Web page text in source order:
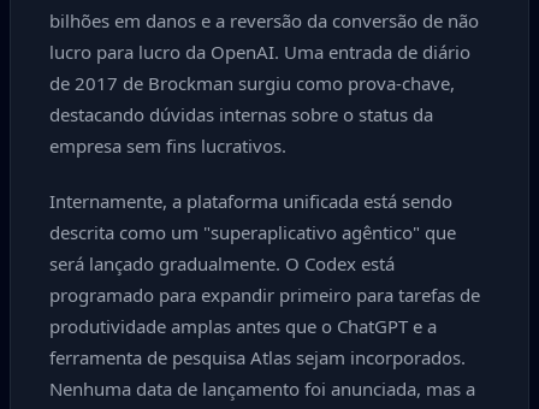
bilhões em danos e a reversão da conversão de não
lucro para lucro da OpenAI. Uma entrada de diário
de 2017 de Brockman surgiu como prova-chave,
destacando dúvidas internas sobre o status da
empresa sem fins lucrativos.
Internamente, a plataforma unificada está sendo
descrita como um "superaplicativo agêntico" que
será lançado gradualmente. O Codex está
programado para expandir primeiro para tarefas de
produtividade amplas antes que o ChatGPT e a
ferramenta de pesquisa Atlas sejam incorporados.
Nenhuma data de lançamento foi anunciada, mas a